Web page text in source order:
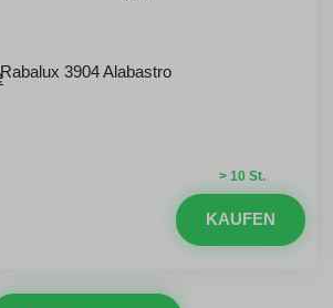
Rabalux 3904 Alabastro
> 10 St.
KAUFEN